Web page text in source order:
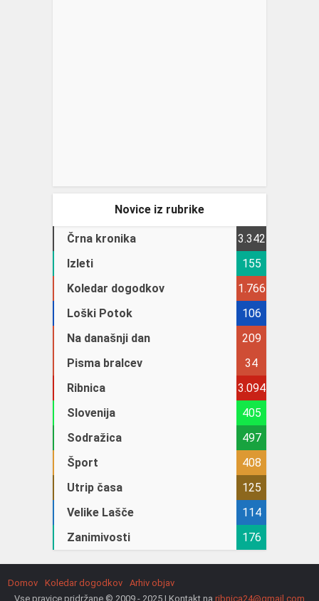
Novice iz rubrike
Črna kronika
3.342
Izleti
155
Koledar dogodkov
1.766
Loški Potok
106
Na današnji dan
209
Pisma bralcev
34
Ribnica
3.094
Slovenija
405
Sodražica
497
Šport
408
Utrip časa
125
Velike Lašče
114
Zanimivosti
176
Domov Koledar dogodkov
Arhiv objav
Vse pravice pridržane © 2009 - 2025 | Kontakt na ribnica24@gmail.com